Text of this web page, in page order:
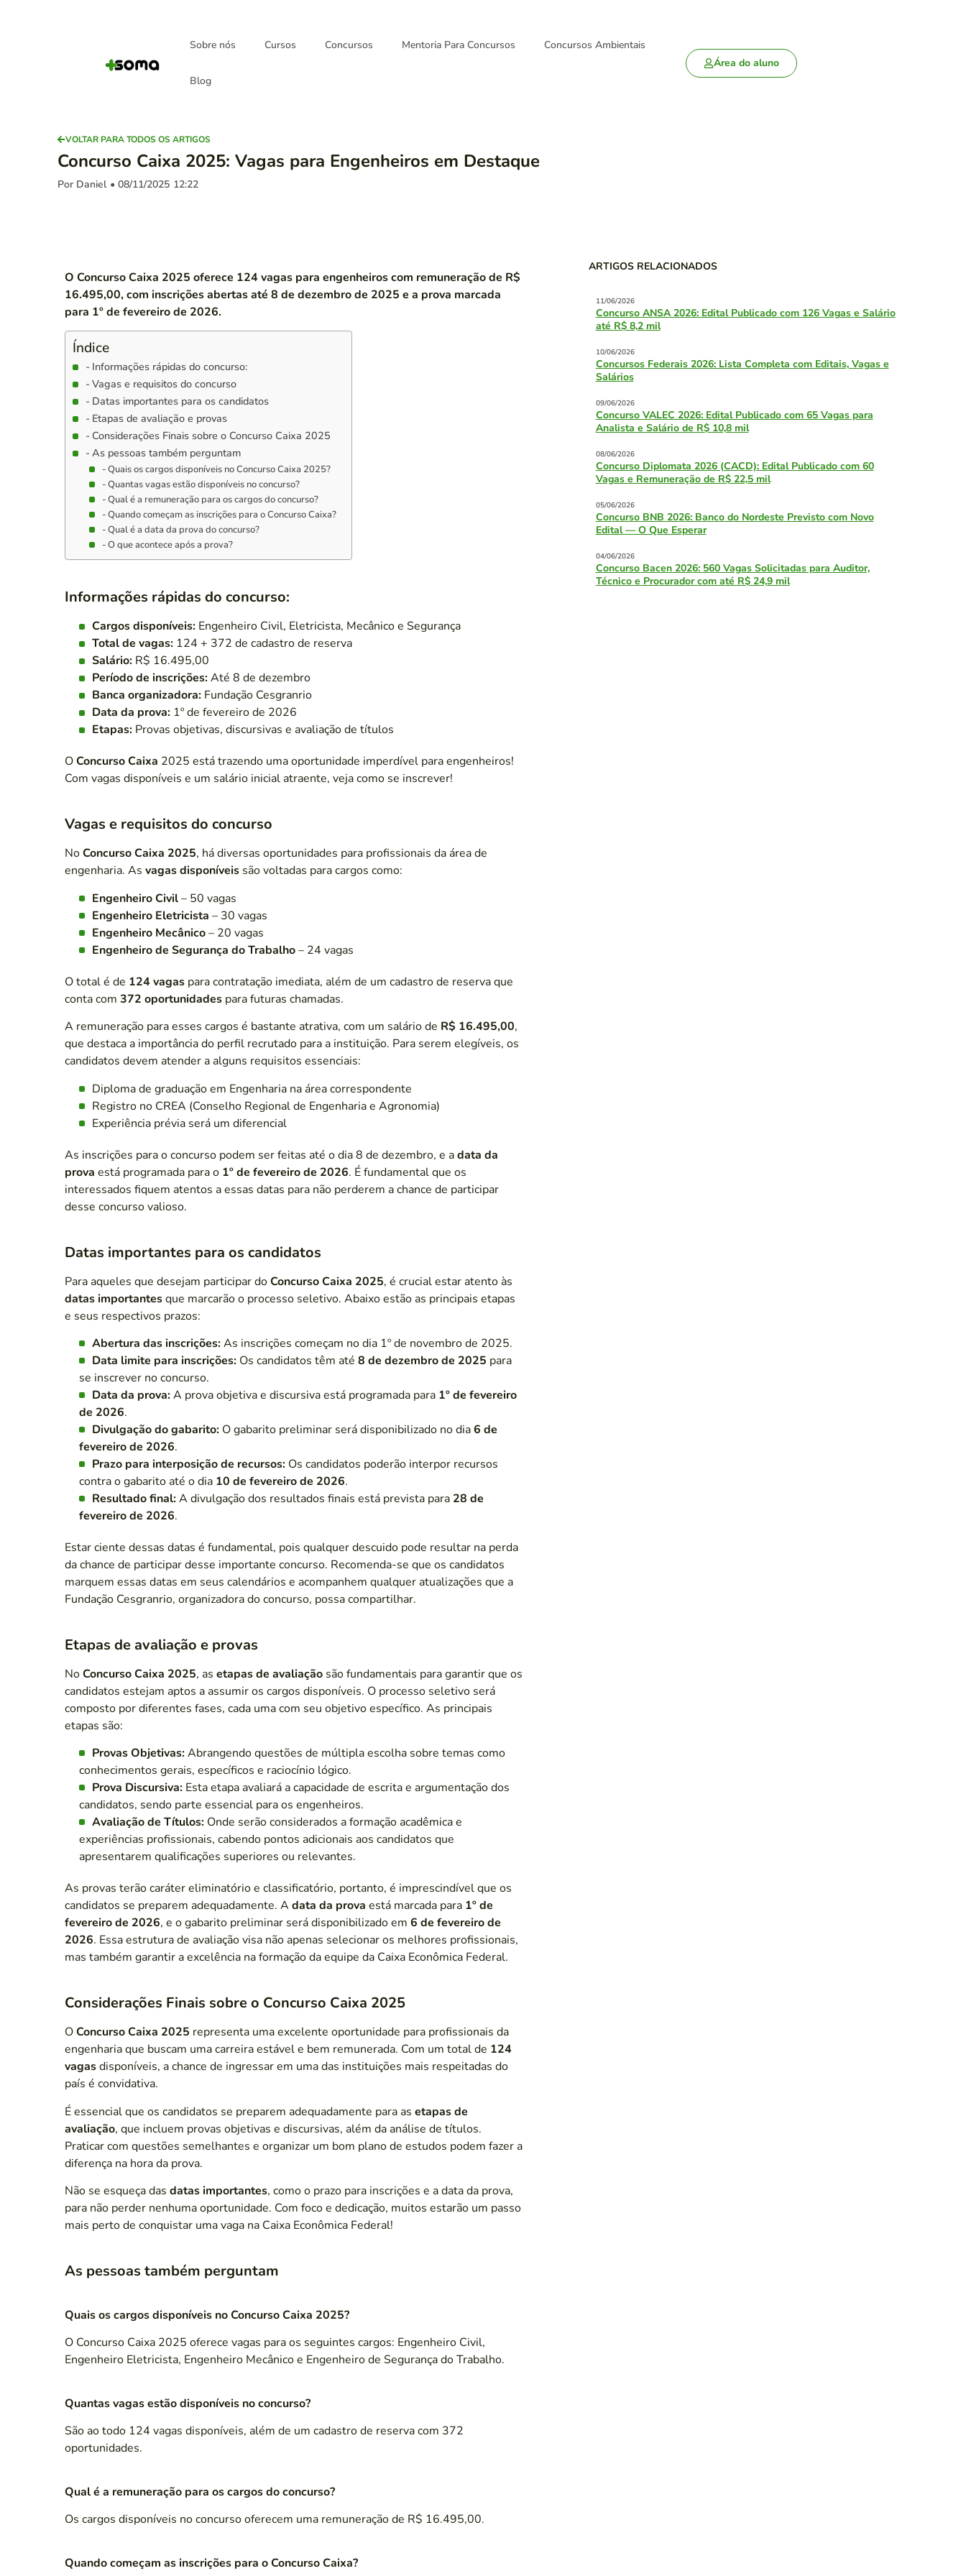
Sobre nós Cursos Concursos Mentoria Para Concursos Concursos Ambientais
Blog
Área do aluno
VOLTAR PARA TODOS OS ARTIGOS
Concurso Caixa 2025: Vagas para Engenheiros em Destaque
Por Daniel • 08/11/2025 12:22
O Concurso Caixa 2025 oferece 124 vagas para engenheiros com remuneração de R$
16.495,00, com inscrições abertas até 8 de dezembro de 2025 e a prova marcada
para 1º de fevereiro de 2026.
Índice
Informações rápidas do concurso:
Vagas e requisitos do concurso
Datas importantes para os candidatos
Etapas de avaliação e provas
Considerações Finais sobre o Concurso Caixa 2025
As pessoas também perguntam
Quais os cargos disponíveis no Concurso Caixa 2025?
Quantas vagas estão disponíveis no concurso?
Qual é a remuneração para os cargos do concurso?
Quando começam as inscrições para o Concurso Caixa?
Qual é a data da prova do concurso?
O que acontece após a prova?
Informações rápidas do concurso:
Cargos disponíveis: Engenheiro Civil, Eletricista, Mecânico e Segurança
Total de vagas: 124 + 372 de cadastro de reserva
Salário: R$ 16.495,00
Período de inscrições:Até 8 de dezembro
Banca organizadora: Fundação Cesgranrio
Data da prova: 1º de fevereiro de 2026
Etapas: Provas objetivas, discursivas e avaliação de títulos
OConcurso Caixa 2025 está trazendo uma oportunidade imperdível para engenheiros!
Com vagas disponíveis e um salário inicial atraente, veja como se inscrever!
Vagas e requisitos do concurso
NoConcurso Caixa 2025, há diversas oportunidades para profissionais da área de
engenharia. As vagas disponíveis são voltadas para cargos como:
Engenheiro Civil– 50 vagas
Engenheiro Eletricista – 30 vagas
Engenheiro Mecânico– 20 vagas
Engenheiro de Segurança do Trabalho– 24 vagas
O total é de 124 vagas para contratação imediata, além de um cadastro de reserva que
conta com 372 oportunidades para futuras chamadas.
A remuneração para esses cargos é bastante atrativa, com um salário de R$ 16.495,00,
que destaca a importância do perfil recrutado para a instituição. Para serem elegíveis, os
candidatos devem atender a alguns requisitos essenciais:
Diploma de graduação em Engenharia na área correspondente
Registro no CREA (Conselho Regional de Engenharia e Agronomia)
Experiência prévia será um diferencial
As inscrições para o concurso podem ser feitas até o dia 8 de dezembro, e adata da
prova está programada para o 1º de fevereiro de 2026. É fundamental que os
interessados fiquem atentos a essas datas para não perderem a chance de participar
desse concurso valioso.
Datas importantes para os candidatos
Para aqueles que desejam participar doConcurso Caixa 2025, é crucial estar atento às
datas importantesque marcarão o processo seletivo. Abaixo estão as principais etapas
e seus respectivos prazos:
Abertura das inscrições:As inscrições começam no dia 1º de novembro de 2025.
Data limite para inscrições: Os candidatos têm até 8 de dezembro de 2025 para
se inscrever no concurso.
Data da prova:A prova objetiva e discursiva está programada para 1º de fevereiro
de 2026.
Divulgação do gabarito: O gabarito preliminar será disponibilizado no dia6 de
fevereiro de 2026.
Prazo para interposição de recursos: Os candidatos poderão interpor recursos
contra o gabarito até o dia 10 de fevereiro de 2026.
Resultado final:A divulgação dos resultados finais está prevista para 28 de
fevereiro de 2026.
Estar ciente dessas datas é fundamental, pois qualquer descuido pode resultar na perda
da chance de participar desse importante concurso. Recomenda-se que os candidatos
marquem essas datas em seus calendários e acompanhem qualquer atualizações que a
Fundação Cesgranrio, organizadora do concurso, possa compartilhar.
Etapas de avaliação e provas
NoConcurso Caixa 2025, as etapas de avaliação são fundamentais para garantir que os
candidatos estejam aptos a assumir os cargos disponíveis. O processo seletivo será
composto por diferentes fases, cada uma com seu objetivo específico. As principais
etapas são:
Provas Objetivas:Abrangendo questões de múltipla escolha sobre temas como
conhecimentos gerais, específicos e raciocínio lógico.
Prova Discursiva: Esta etapa avaliará a capacidade de escrita e argumentação dos
candidatos, sendo parte essencial para os engenheiros.
Avaliação de Títulos: Onde serão considerados a formação acadêmica e
experiências profissionais, cabendo pontos adicionais aos candidatos que
apresentarem qualificações superiores ou relevantes.
As provas terão caráter eliminatório e classificatório, portanto, é imprescindível que os
candidatos se preparem adequadamente. A data da prova está marcada para 1º de
fevereiro de 2026, e o gabarito preliminar será disponibilizado em 6 de fevereiro de
2026. Essa estrutura de avaliação visa não apenas selecionar os melhores profissionais,
mas também garantir a excelência na formação da equipe da Caixa Econômica Federal.
Considerações Finais sobre o Concurso Caixa 2025
OConcurso Caixa 2025 representa uma excelente oportunidade para profissionais da
engenharia que buscam uma carreira estável e bem remunerada. Com um total de 124
vagasdisponíveis, a chance de ingressar em uma das instituições mais respeitadas do
país é convidativa.
É essencial que os candidatos se preparem adequadamente para as etapas de
avaliação, que incluem provas objetivas e discursivas, além da análise de títulos.
Praticar com questões semelhantes e organizar um bom plano de estudos podem fazer a
diferença na hora da prova.
Não se esqueça das datas importantes, como o prazo para inscrições e a data da prova,
para não perder nenhuma oportunidade. Com foco e dedicação, muitos estarão um passo
mais perto de conquistar uma vaga na Caixa Econômica Federal!
As pessoas também perguntam
Quais os cargos disponíveis no Concurso Caixa 2025?
O Concurso Caixa 2025 oferece vagas para os seguintes cargos: Engenheiro Civil,
Engenheiro Eletricista, Engenheiro Mecânico e Engenheiro de Segurança do Trabalho.
Quantas vagas estão disponíveis no concurso?
São ao todo 124 vagas disponíveis, além de um cadastro de reserva com 372
oportunidades.
Qual é a remuneração para os cargos do concurso?
Os cargos disponíveis no concurso oferecem uma remuneração de R$ 16.495,00.
Quando começam as inscrições para o Concurso Caixa?
ARTIGOS RELACIONADOS
11/06/2026
Concurso ANSA 2026: Edital Publicado com 126 Vagas e Salário
até R$ 8,2 mil
10/06/2026
Concursos Federais 2026: Lista Completa com Editais, Vagas e
Salários
09/06/2026
Concurso VALEC 2026: Edital Publicado com 65 Vagas para
Analista e Salário de R$ 10,8 mil
08/06/2026
Concurso Diplomata 2026 (CACD): Edital Publicado com 60
Vagas e Remuneração de R$ 22,5 mil
05/06/2026
Concurso BNB 2026: Banco do Nordeste Previsto com Novo
Edital — O Que Esperar
04/06/2026
Concurso Bacen 2026: 560 Vagas Solicitadas para Auditor,
Técnico e Procurador com até R$ 24,9 mil